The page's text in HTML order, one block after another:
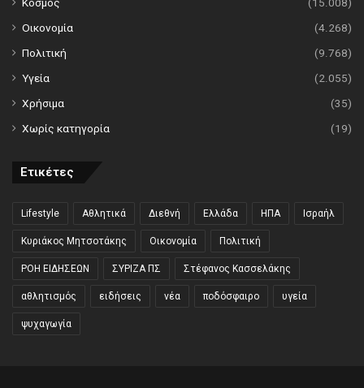
Οικονομία
(4.268)
Πολιτική
(9.768)
Υγεία
(2.055)
Χρήσιμα
(35)
Χωρίς κατηγορία
(19)
Ετικέτες
Lifestyle Αθλητικά Διεθνή Ελλάδα ΗΠΑ Ισραήλ
Κυριάκος Μητσοτάκης Οικονομία Πολιτική
ΡΟΗ ΕΙΔΗΣΕΩΝ ΣΥΡΙΖΑ ΠΣ Στέφανος Κασσελάκης
αθλητισμός ειδήσεις νέα ποδόσφαιρο υγεία
ψυχαγωγία